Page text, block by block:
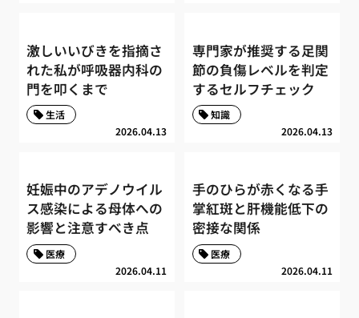
激しいいびきを指摘さ
れた私が呼吸器内科の
門を叩くまで
2026.04.13
生活
専門家が推奨する足関
節の負傷レベルを判定
するセルフチェック
2026.04.13
知識
妊娠中のアデノウイル
ス感染による母体への
影響と注意すべき点
2026.04.11
医療
手のひらが赤くなる手
掌紅斑と肝機能低下の
密接な関係
2026.04.11
医療